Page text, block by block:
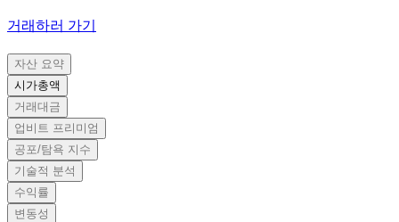
거래하러 가기
자산 요약
시가총액
거래대금
업비트 프리미엄
공포/탐욕 지수
기술적 분석
수익률
변동성